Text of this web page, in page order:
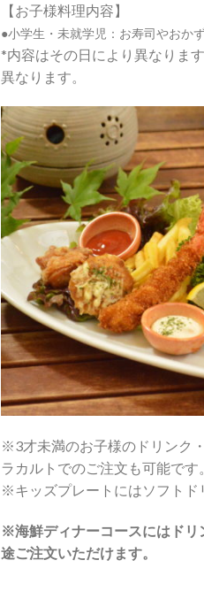
【お子様料理内容】
●小学生・未就学児：お寿司やおか
*内容はその日により異なりま
異なります。
※3才未満のお子様のドリンク
ラカルトでのご注文も可能です。
※キッズプレートにはソフトド
※海鮮ディナーコースにはドリ
途ご注文いただけます。